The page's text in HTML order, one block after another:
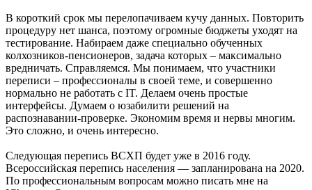
В короткий срок мы перелопачиваем кучу данных. Повторить
процедуру нет шанса, поэтому огромные бюджеты уходят на
тестирование. Набираем даже специально обученных
колхозников-пенсионеров, задача которых – максимально
вредничать. Справляемся. Мы понимаем, что участники
переписи – профессионалы в своей теме, и совершенно
нормально не работать с IT. Делаем очень простые
интерфейсы. Думаем о юзабилити решений на
распознавании-проверке. Экономим время и нервы многим.
Это сложно, и очень интересно.
Следующая перепись ВСХП будет уже в 2016 году.
Всероссийская перепись населения — запланирована на 2020.
По профессиональным вопросам можно писать мне на